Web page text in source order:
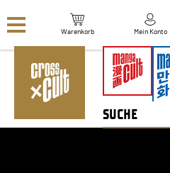
Warenkorb Mein Konto